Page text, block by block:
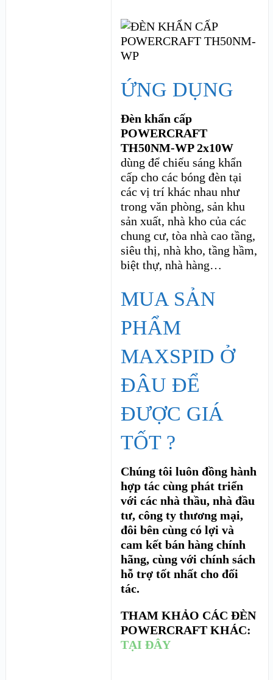
ỨNG DỤNG
Đèn khẩn cấp
POWERCRAFT
TH50NM-WP 2x10W
dùng để chiếu sáng khẩn
cấp cho các bóng đèn tại
các vị trí khác nhau như
trong văn phòng, sản khu
sản xuất, nhà kho của các
chung cư, tòa nhà cao tầng,
siêu thị, nhà kho, tầng hầm,
biệt thự, nhà hàng…
MUA SẢN
PHẨM
MAXSPID Ở
ĐÂU ĐỂ
ĐƯỢC GIÁ
TỐT ?
Chúng tôi luôn đồng hành
hợp tác cùng phát triển
với các nhà thầu, nhà đầu
tư, công ty thương mại,
đôi bên cùng có lợi và
cam kết bán hàng chính
hãng, cùng với chính sách
hỗ trợ tốt nhất cho đối
tác.
THAM KHẢO CÁC ĐÈN
POWERCRAFT KHÁC:
TẠI ĐÂY